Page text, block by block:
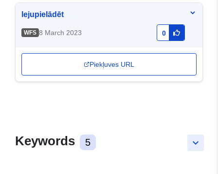
lejupielādēt
WFS 8 March 2023 0
Piekļuves URL
keyboard_arrow_down
Keywords 5